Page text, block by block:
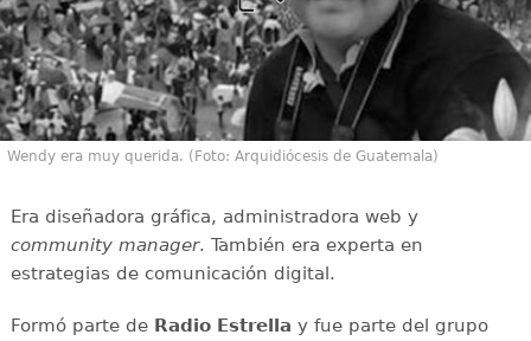
Wendy era muy querida. (Foto: Arquidiócesis de Guatemala)
Era diseñadora gráfica, administradora web y
community manager. También era experta en
estrategias de comunicación digital.
Formó parte de Radio Estrella y fue parte del grupo